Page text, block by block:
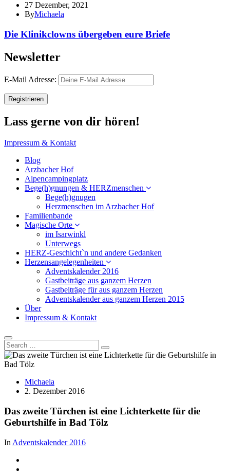
27 Dezember, 2021
ByMichaela
Die Klinikclowns übergeben eure Briefe
Newsletter
E-Mail Adresse:
Lass gerne von dir hören!
Impressum & Kontakt
Blog
Arzbacher Hof
Alpencampingplatz
Bege(h)gnungen & HERZmenschen
Bege(h)gnugen
Herzmenschen im Arzbacher Hof
Familienbande
Magische Orte
im Isarwinkl
Unterwegs
HERZ-Geschicht`n und andere Gedanken
Herzensangelegenheiten
Adventskalender 2016
Gastbeiträge aus ganzem Herzen
Gastbeiträge für aus ganzem Herzen
Adventskalender aus ganzem Herzen 2015
Über
Impressum & Kontakt
Michaela
2. Dezember 2016
Das zweite Türchen ist eine Lichterkette für die
Geburtshilfe in Bad Tölz
In Adventskalender 2016